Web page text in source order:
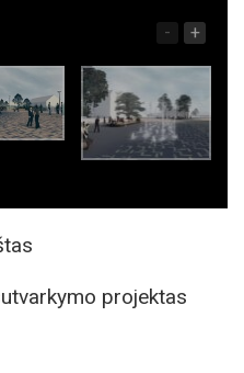
- +
projektas